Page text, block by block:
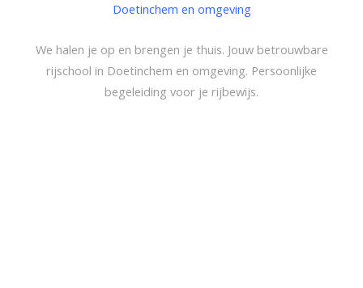
Doetinchem en omgeving
We halen je op en brengen je thuis. Jouw betrouwbare
rijschool in Doetinchem en omgeving. Persoonlijke
begeleiding voor je rijbewijs.